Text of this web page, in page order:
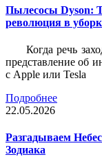
Пылесосы Dyson:
революция в
Когда речь
представление об
с Apple или Tesla
Подробнее
22.05.2026
Разгадываем
Зодиака